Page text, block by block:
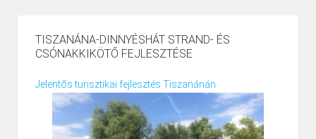
TISZANÁNA-DINNYÉSHÁT STRAND- ÉS
CSÓNAKKIKÖTŐ FEJLESZTÉSE
Jelentős turisztikai fejlesztés Tiszanánán